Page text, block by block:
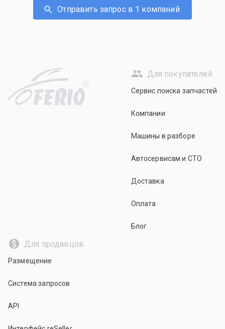
Отправить запрос в 1 компаний
R
Для покупателей
Сервис поиска запчастей
Компании
Машины в разборе
Автосервисам и СТО
Доставка
Оплата
Блог
Для продавцов
Размещение
Система запросов
API